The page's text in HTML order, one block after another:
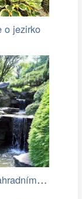
o jezirko
Vodopád na zahradním jezírku